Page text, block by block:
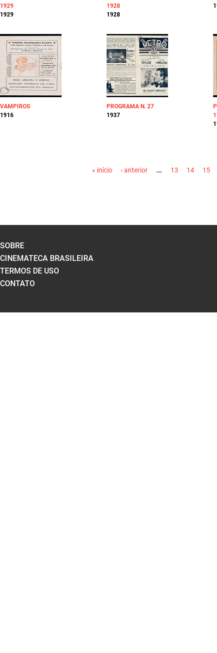
1929
1929
1928
1928
VAMPIROS
1916
PROGRAMA N. 27
1937
« início ‹ anterior … 13 14 15
SOBRE
CINEMATECA BRASILEIRA
TERMOS DE USO
CONTATO